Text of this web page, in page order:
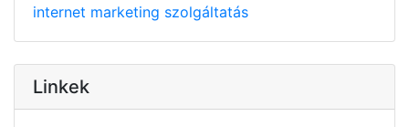
internet marketing szolgáltatás
Linkek